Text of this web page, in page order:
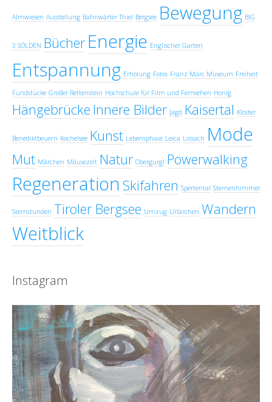
Almwiesen Ausstellung Bahnwärter Thiel Bergsee Bewegung BIG
3 SÖLDEN Bücher Energie Englischer Garten
Entspannung Erholung Fotos Franz Marc Museum Freiheit
Fundstücke Großer Rettenstein Hochschule für Film und Fernsehen Honig
Hängebrücke Innere Bilder Jagd Kaisertal Kloster
Benediktbeuern Kochelsee Kunst Lebensphase Leica Loisach Mode
Mut Märchen Mäusezelt Natur Obergurgl Powerwalking
Regeneration Skifahren Spertental Sternenhimmel
Sternstunden Tiroler Bergsee Umzug Urlärchen Wandern
Weitblick
Instagram